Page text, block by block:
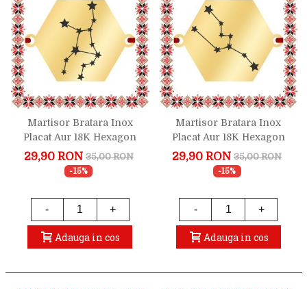
Martisor Bratara Inox
Placat Aur 18K Hexagon
Constelatie Zodia Fecioara
29,90 RON 35,00 RON
-15%
- +
Adauga in cos
Martisor Bratara Inox
Placat Aur 18K Hexagon
Constelatie Zodia Taur
29,90 RON 35,00 RON
-15%
- +
Adauga in cos